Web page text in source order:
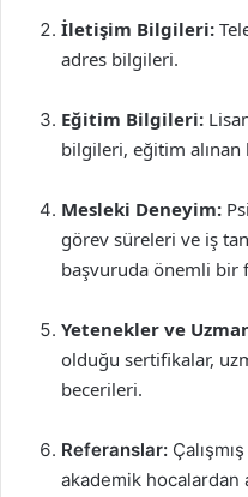
İletişim Bilgileri:
adres bilgileri.
Eğitim Bilgileri:
bilgileri, eğitim
Mesleki Deneyim:
görev süreleri ve iş
başvuruda önemli bir
Yetenekler ve
olduğu sertifikalar,
becerileri.
Referanslar:
akademik hocalardan